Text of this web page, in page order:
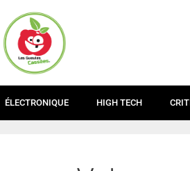
ÉLECTRONIQUE HIGH TECH